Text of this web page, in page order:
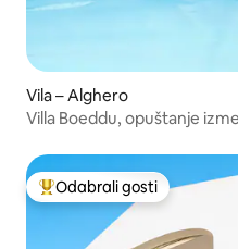
Vila – Alghero
Villa Boeddu, opuštanje
Među najviše rangiranima s
Odabrali gosti